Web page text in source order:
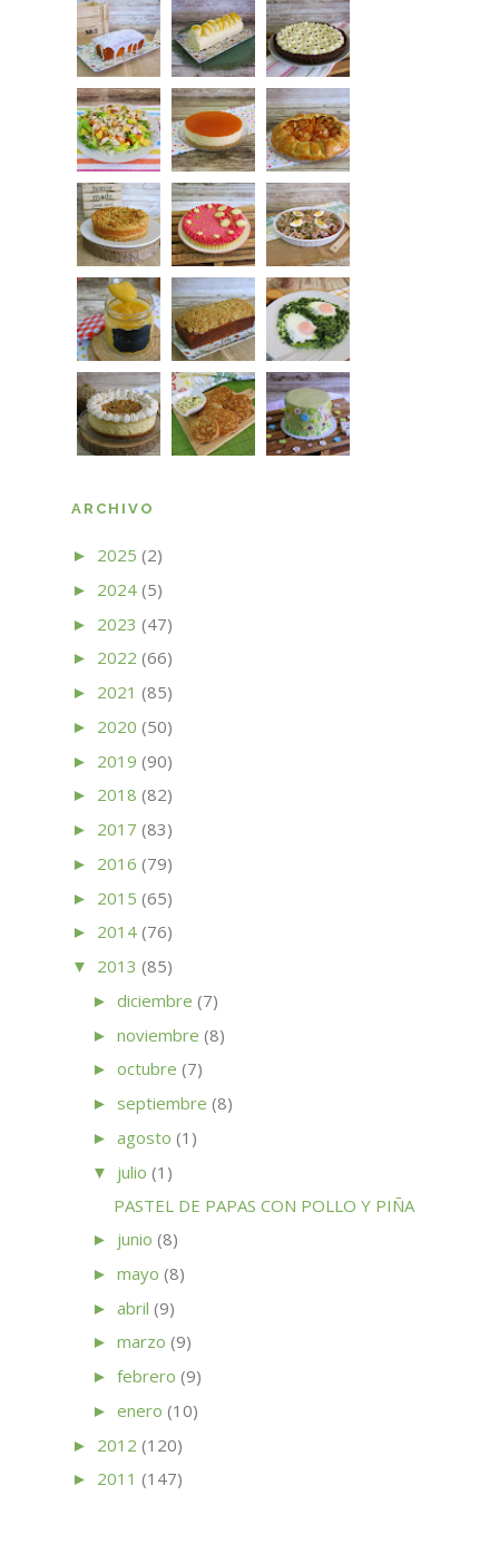
ARCHIVO
► 2025 (2)
► 2024 (5)
► 2023 (47)
► 2022 (66)
► 2021 (85)
► 2020 (50)
► 2019 (90)
► 2018 (82)
► 2017 (83)
► 2016 (79)
► 2015 (65)
► 2014 (76)
▼ 2013 (85)
► diciembre (7)
► noviembre (8)
► octubre (7)
► septiembre (8)
► agosto (1)
▼ julio (1)
PASTEL DE PAPAS CON POLLO Y PIÑA
► junio (8)
► mayo (8)
► abril (9)
► marzo (9)
► febrero (9)
► enero (10)
► 2012 (120)
► 2011 (147)